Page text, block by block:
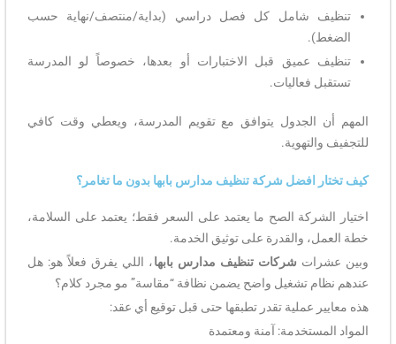
تنظيف شامل كل فصل دراسي (بداية/منتصف/نهاية حسب
الضغط).
تنظيف عميق قبل الاختبارات أو بعدها، خصوصاً لو المدرسة
تستقبل فعاليات.
المهم أن الجدول يتوافق مع تقويم المدرسة، ويعطي وقت كافي
للتجفيف والتهوية.
كيف تختار افضل شركة تنظيف مدارس بابها بدون ما تغامر؟
اختيار الشركة الصح ما يعتمد على السعر فقط؛ يعتمد على السلامة،
خطة العمل، والقدرة على توثيق الخدمة.
وبين عشرات شركات تنظيف مدارس بابها، اللي يفرق فعلاً هو: هل
عندهم نظام تشغيل واضح يضمن نظافة “مقاسة” مو مجرد كلام؟
هذه معايير عملية تقدر تطبقها حتى قبل توقيع أي عقد:
المواد المستخدمة: آمنة ومعتمدة